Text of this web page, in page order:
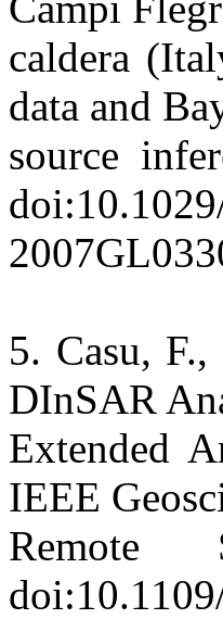
caldera
data and
source
5. Casu,
DInSAR
Extended
IEEE